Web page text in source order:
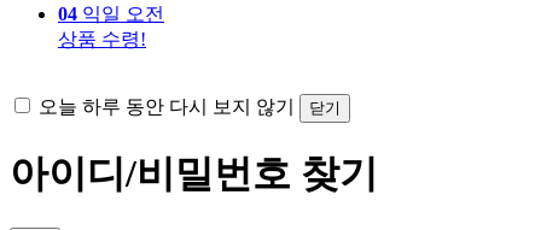
04 익일 오전
상품 수령!
오늘 하루 동안 다시 보지 않기 닫기
아이디/비밀번호 찾기